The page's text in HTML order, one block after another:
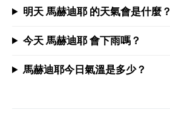
明天 馬赫迪耶 的天氣會是什麼？
今天 馬赫迪耶 會下雨嗎？
馬赫迪耶今日氣溫是多少？